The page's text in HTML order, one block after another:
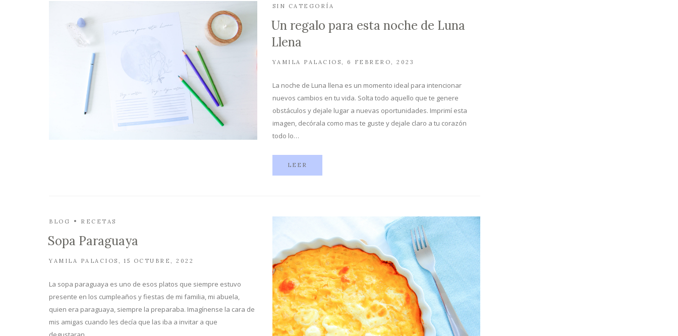
SIN CATEGORÍA
Un regalo para esta noche de Luna
Llena
YAMILA PALACIOS 6 FEBRERO, 2023
La noche de Luna llena es un momento ideal para intencionar
nuevos cambios en tu vida. Solta todo aquello que te genere
obstáculos y dejale lugar a nuevas oportunidades. Imprimí esta
imagen, decórala como mas te guste y dejale claro a tu corazón
todo lo…
LEER
BLOG RECETAS
Sopa Paraguaya
YAMILA PALACIOS 15 OCTUBRE, 2022
La sopa paraguaya es uno de esos platos que siempre estuvo
presente en los cumpleaños y fiestas de mi familia, mi abuela,
quien era paraguaya, siempre la preparaba. Imagínense la cara de
mis amigas cuando les decía que las iba a invitar a que